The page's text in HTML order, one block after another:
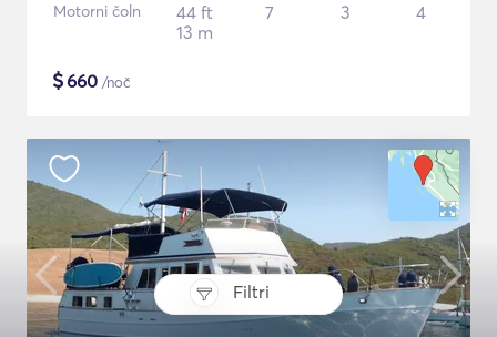
Filtri
Motorni čoln
44 ft
13 m
7 3 4
$660 /noč